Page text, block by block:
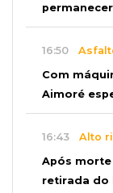
16:50
Com
Aimoré
16:43 Alto
Após morte
retirada do